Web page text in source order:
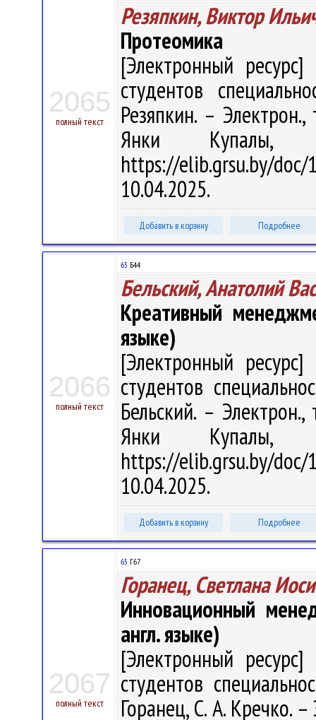
2065
полный текст
Резяпкин, Виктор
Протеомика
[Электронный
студентов
Резяпкин. –
Янки
https://elib.grsu.by/
10.04.2025.
Добавить в корзину Подробнее
2066
полный текст
65 Б44
Бельский, Анатолий
Креативный
языке)
[Электронный
студентов
Бельский. –
Янки
https://elib.grsu.by/
10.04.2025.
Добавить в корзину Подробнее
2067
полный текст
65 Г67
Горанец, Светлана
Инновационный
англ. языке)
[Электронный
студентов
Горанец, С. А. Кречко.